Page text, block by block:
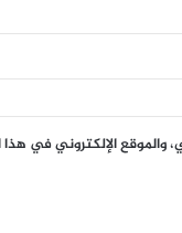
والموقع الإلكتروني في